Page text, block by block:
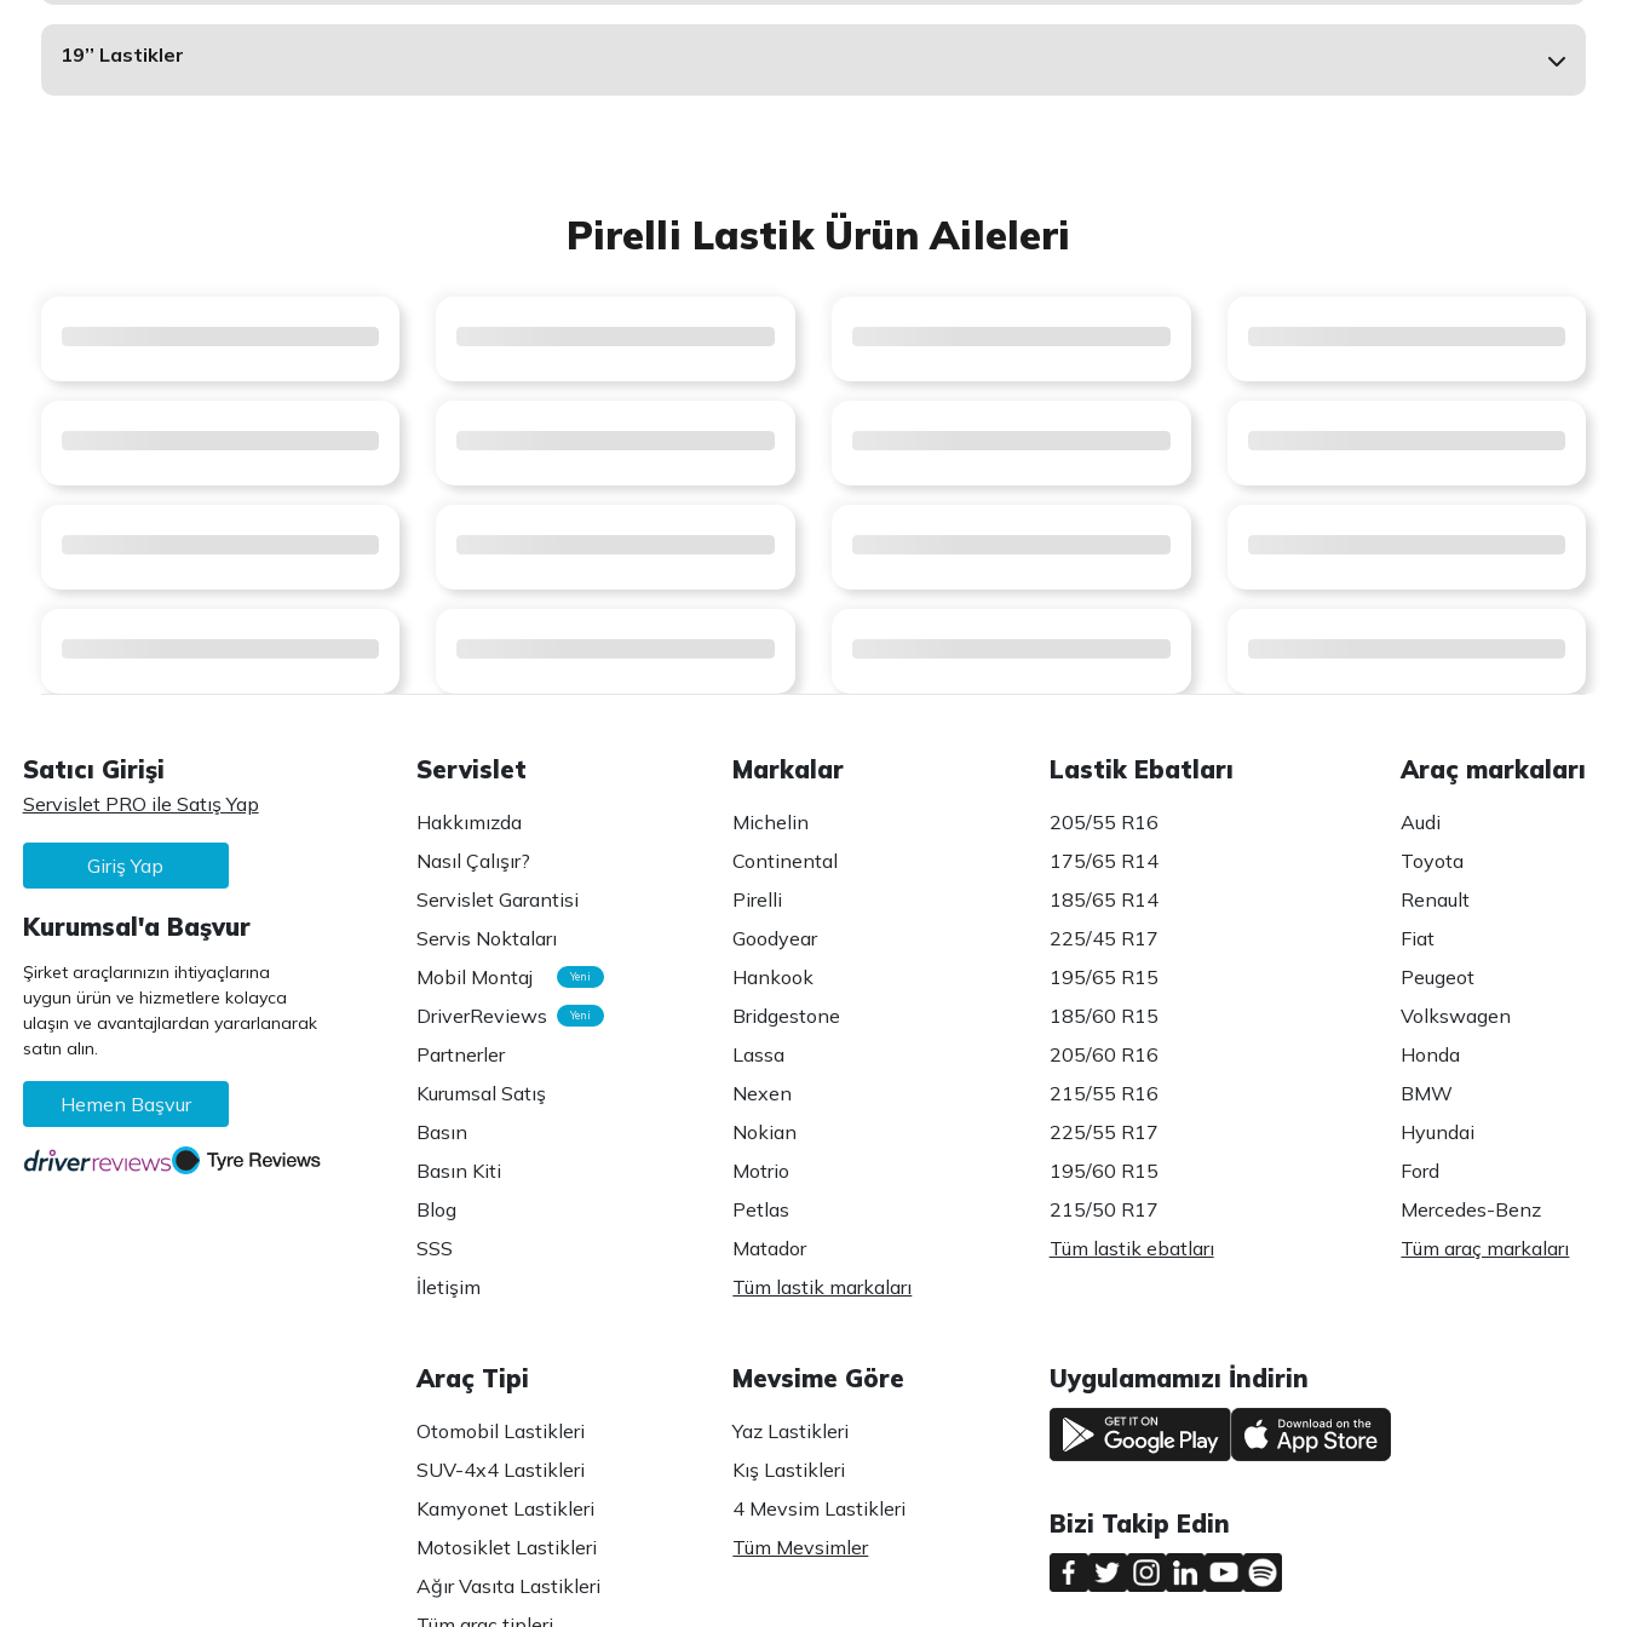
19’’ Lastikler
Pirelli Lastik Ürün Aileleri
Satıcı Girişi
Servislet PRO ile Satış Yap
Giriş Yap
Kurumsal'a Başvur
Şirket araçlarınızın ihtiyaçlarına
uygun ürün ve hizmetlere kolayca
ulaşın ve avantajlardan yararlanarak
satın alın.
Hemen Başvur
Servislet
Hakkımızda
Nasıl Çalışır?
Servislet Garantisi
Servis Noktaları
Mobil Montaj
Yeni
DriverReviews Yeni
Partnerler
Kurumsal Satış
Basın
Basın Kiti
Blog
SSS
İletişim
Markalar
Michelin
Continental
Pirelli
Goodyear
Hankook
Bridgestone
Lassa
Nexen
Nokian
Motrio
Petlas
Matador
Tüm lastik markaları
Lastik Ebatları
205/55 R16
175/65 R14
185/65 R14
225/45 R17
195/65 R15
185/60 R15
205/60 R16
215/55 R16
225/55 R17
195/60 R15
215/50 R17
Tüm lastik ebatları
Araç markaları
Audi
Toyota
Renault
Fiat
Peugeot
Volkswagen
Honda
BMW
Hyundai
Ford
Mercedes-Benz
Tüm araç markaları
Araç Tipi
Otomobil Lastikleri
SUV-4x4 Lastikleri
Kamyonet Lastikleri
Motosiklet Lastikleri
Ağır Vasıta Lastikleri
Mevsime Göre
Yaz Lastikleri
Kış Lastikleri
4 Mevsim Lastikleri
Tüm Mevsimler
Uygulamamızı İndirin
Bizi Takip Edin